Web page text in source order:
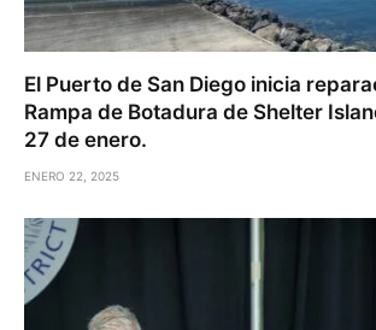
El Puerto de San Diego inicia
Rampa de Botadura de Shelter
27 de enero.
ENERO 22, 2025